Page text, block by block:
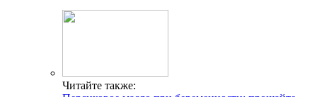
Читайте также: